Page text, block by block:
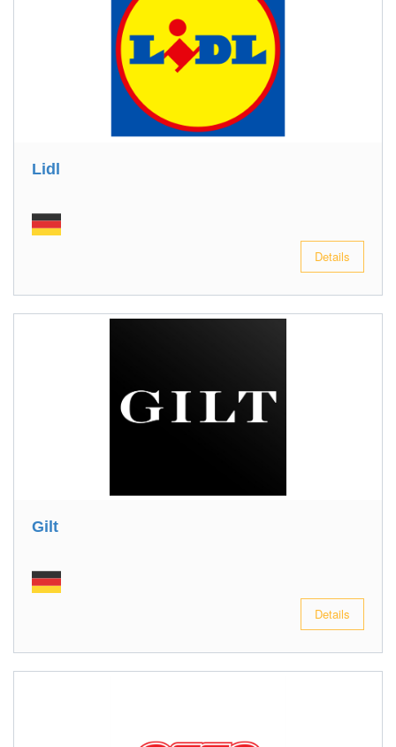
Lidl
Details
Gilt
Details